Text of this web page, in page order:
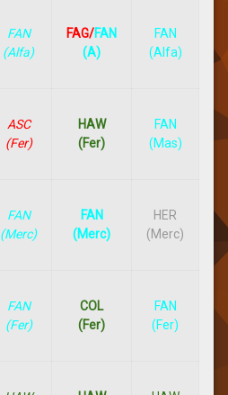
FAN
(Alfa)
FAG/FAN
(A)
FAN
(Alfa)
ASC
(Fer)
HAW
(Fer)
FAN
(Mas)
FAN
(Merc)
FAN
(Merc)
HER
(Merc)
FAN
(Fer)
COL
(Fer)
FAN
(Fer)